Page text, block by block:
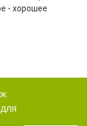
- хорошее